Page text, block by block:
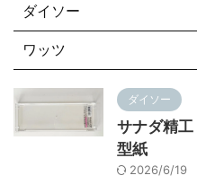
ダイソー
ワッツ
ダイソー
サナダ精
型紙
2026/6/19